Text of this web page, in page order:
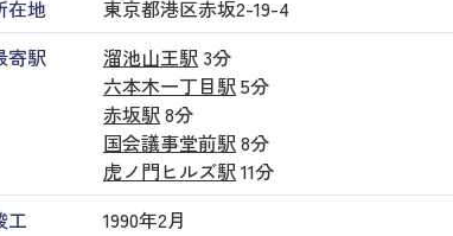
在地
東京都港区赤坂2-19-4
寄駅
溜池山王駅 3分
六本木一丁目駅5分
赤坂駅8分
国会議事堂前駅8分
虎ノ門ヒルズ駅11分
工
1990年2月